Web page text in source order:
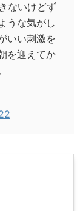
ないけどず
うな気がし
いい刺激を
を迎えてか